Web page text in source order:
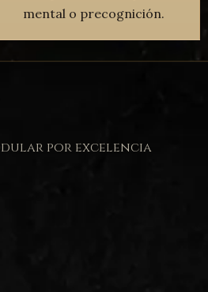
mental o precognición.
por excelencia